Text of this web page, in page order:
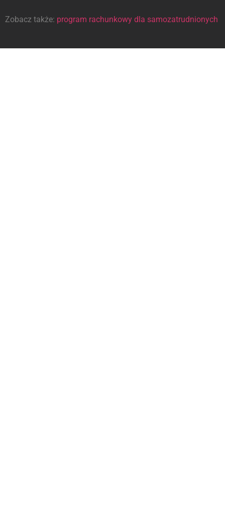
Zobacz także: program rachunkowy dla samozatrudnionych